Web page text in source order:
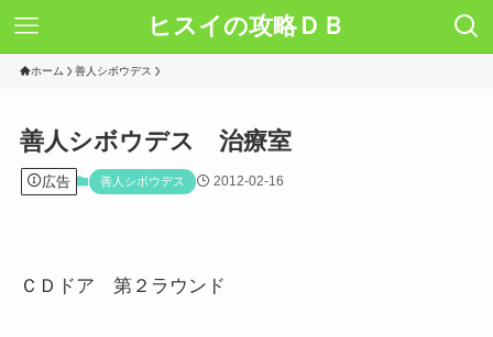
ヒスイの攻略ＤＢ
ホーム 善人シボウデス
善人シボウデス 治療室
広告 善人シボウデス 2012-02-16
ＣＤドア 第２ラウンド